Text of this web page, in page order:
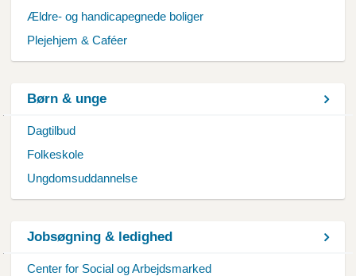
Ældre- og handicapegnede boliger
Plejehjem & Caféer
Børn & unge
Dagtilbud
Folkeskole
Ungdomsuddannelse
Jobsøgning & ledighed
Center for Social og Arbejdsmarked